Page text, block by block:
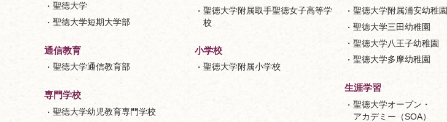
聖徳大学
聖徳大学短期大学部
通信教育
聖徳大学通信教育部
専門学校
聖徳大学幼児教育専門学校
聖徳大学附属取手聖徳女子高等学
校
小学校
聖徳大学附属小学校
聖徳大学附属浦安幼稚園
聖徳大学三田幼稚園
聖徳大学八王子幼稚園
聖徳大学多摩幼稚園
生涯学習
聖徳大学オープン・
アカデミー（SOA）